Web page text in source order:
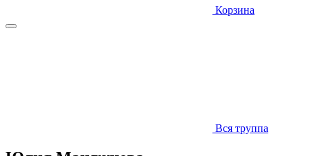
Корзина
Вся труппа